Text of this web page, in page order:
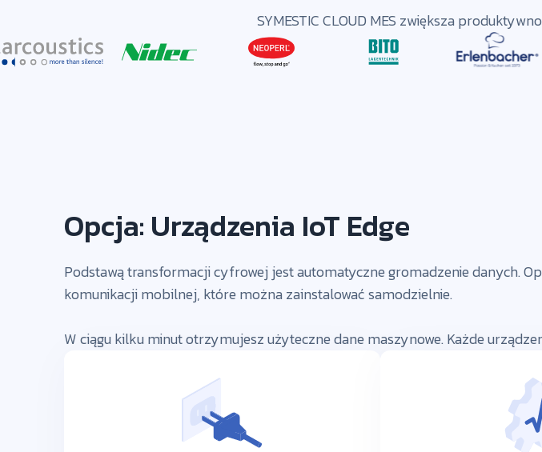
SYMESTIC CLOUD MES zwiększa
Opcja: Urządzenia IoT Edge
Podstawą transformacji cyfrowej jest automatyczne gromadzenie danych.
komunikacji mobilnej, które można zainstalować samodzielnie.
W ciągu kilku minut otrzymujesz użyteczne dane maszynowe. Każde